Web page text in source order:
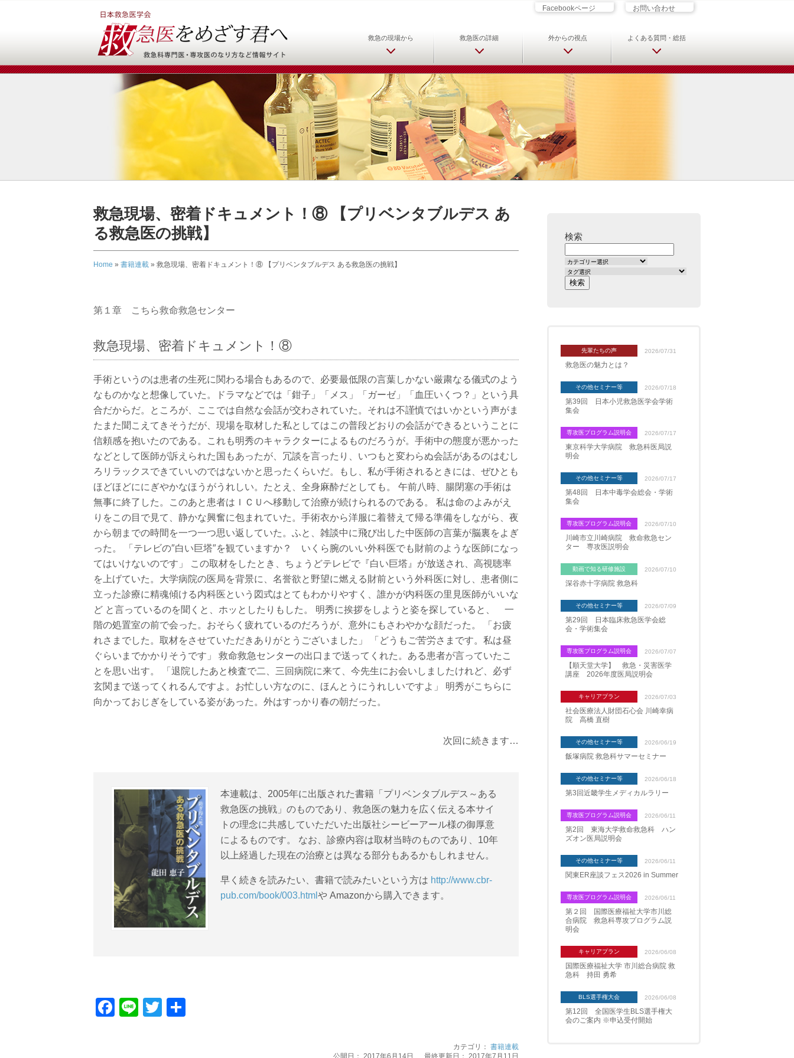
日本救急医学会 救急医をめざす君へ 救急科専門医・専攻医
Facebookページ お問い合わせ
救急の現場から 救急医の詳細 外からの視点 よくある質問・総括
救急現場、密着ドキュメント！⑧ 【プリベンタブルデス あ
る救急医の挑戦】
Home » 書籍連載 » 救急現場、密着ドキュメント！⑧ 【プリベンタブルデス ある救急医の挑戦】
第１章 こちら救命救急センター
救急現場、密着ドキュメント！⑧
手術というのは患者の生死に関わる場合もあるので、必要最低限の言葉しかない厳粛なる儀式のよう
なものかなと想像していた。ドラマなどでは「鉗子」「メス」「ガーゼ」「血圧いくつ？」という具
合だからだ。ところが、ここでは自然な会話が交わされていた。それは不謹慎ではいかという声がま
たまた聞こえてきそうだが、現場を取材した私としてはこの普段どおりの会話ができるということに
信頼感を抱いたのである。これも明秀のキャラクターによるものだろうが。手術中の態度が悪かった
などとして医師が訴えられた国もあったが、冗談を言ったり、いつもと変わらぬ会話があるのはむし
ろリラックスできていいのではないかと思ったくらいだ。もし、私が手術されるときには、ぜひとも
ほどほどににぎやかなほうがうれしい。たとえ、全身麻酔だとしても。 午前八時、腸閉塞の手術は
無事に終了した。このあと患者はＩＣＵへ移動して治療が続けられるのである。 私は命のよみがえ
りをこの目で見て、静かな興奮に包まれていた。手術衣から洋服に着替えて帰る準備をしながら、夜
から朝までの時間を一つ一つ思い返していた。ふと、雑談中に飛び出した中医師の言葉が脳裏をよぎ
った。 「テレビの″白い巨塔″を観ていますか？ いくら腕のいい外科医でも財前のような医師になっ
てはいけないのです」 この取材をしたとき、ちょうどテレビで『白い巨塔』が放送され、高視聴率
を上げていた。大学病院の医局を背景に、名誉欲と野望に燃える財前という外科医に対し、患者側に
立った診療に精魂傾ける内科医という図式はとてもわかりやすく、誰かが内科医の里見医師がいいな
ど と言っているのを聞くと、ホッとしたりもした。 明秀に挨拶をしようと姿を探していると、 一
階の処置室の前で会った。おそらく疲れているのだろうが、意外にもさわやかな顔だった。 「お疲
れさまでした。取材をさせていただきありがとうございました」 「どうもご苦労さまです。私は昼
ぐらいまでかかりそうです」 救命救急センターの出口まで送ってくれた。ある患者が言っていたこ
とを思い出す。 「退院したあと検査で二、三回病院に来て、今先生にお会いしましたけれど、必ず
玄関まで送ってくれるんですよ。お忙しい方なのに、ほんとうにうれしいですよ」 明秀がこちらに
向かっておじぎをしている姿があった。外はすっかり春の朝だった。
次回に続きます…
本連載は、2005年に出版された書籍「プリベンタブルデス～ある
救急医の挑戦」のものであり、救急医の魅力を広く伝える本サイ
トの理念に共感していただいた出版社シービーアール様の御厚意
によるものです。 なお、診療内容は取材当時のものであり、10年
以上経過した現在の治療とは異なる部分もあるかもしれません。
早く続きを読みたい、書籍で読みたいという方は http://www.cbr-
pub.com/book/003.html や Amazonから購入できます。
Facebook
LineTwitter
カテゴリ： 書籍連載
公開日： 2017年6月14日 最終更新日： 2017年7月11日
検索
先輩たちの声 2026/07/31
救急医の魅力とは？
その他セミナー等 2026/07/18
第39回 日本小児救急医学会学術
集会
専攻医プログラム説明会 2026/07/17
東京科学大学病院 救急科医局説
明会
その他セミナー等 2026/07/17
第48回 日本中毒学会総会・学術
集会
専攻医プログラム説明会 2026/07/10
川崎市立川崎病院 救命救急セン
ター 専攻医説明会
動画で知る研修施設 2026/07/10
深谷赤十字病院 救急科
その他セミナー等 2026/07/09
第29回 日本臨床救急医学会総
会・学術集会
専攻医プログラム説明会 2026/07/07
【順天堂大学】 救急・災害医学
講座 2026年度医局説明会
キャリアプラン 2026/07/03
社会医療法人財団石心会 川崎幸病
院 高橋 直樹
その他セミナー等 2026/06/19
飯塚病院 救急科サマーセミナー
その他セミナー等 2026/06/18
第3回近畿学生メディカルラリー
専攻医プログラム説明会 2026/06/11
第2回 東海大学救命救急科 ハン
ズオン医局説明会
その他セミナー等 2026/06/11
関東ER座談フェス2026 in Summer
専攻医プログラム説明会 2026/06/11
第２回 国際医療福祉大学市川総
合病院 救急科専攻プログラム説
明会
キャリアプラン 2026/06/08
国際医療福祉大学 市川総合病院 救
急科 持田 勇希
BLS選手権大会 2026/06/08
第12回 全国医学生BLS選手権大
会のご案内 ※申込受付開始